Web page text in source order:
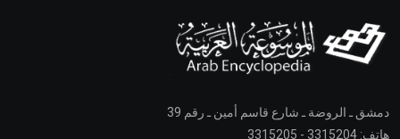
دمشق ـ الروضة ـ شارع قاسم أمين ـ رقم 39
هاتف: 3315204 - 3315205